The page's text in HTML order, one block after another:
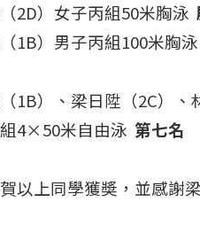
2D）女子丙組50米胸泳
1B）男子丙組100米胸泳
1B）、梁日陞（2C）、
4×50米自由泳 第七名
以上同學獲奬，並感謝